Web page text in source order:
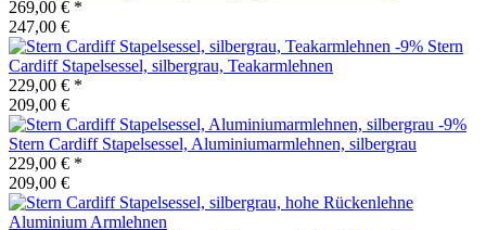
269,00 € *
247,00 €
-9% Stern
Cardiff Stapelsessel, silbergrau, Teakarmlehnen
229,00 € *
209,00 €
-9%
Stern Cardiff Stapelsessel, Aluminiumarmlehnen, silbergrau
229,00 € *
209,00 €